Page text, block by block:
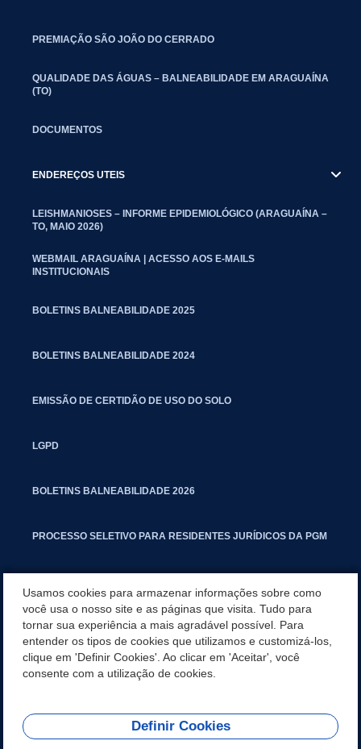
PREMIAÇÃO SÃO JOÃO DO CERRADO
QUALIDADE DAS ÁGUAS – BALNEABILIDADE EM ARAGUAÍNA
(TO)
DOCUMENTOS
ENDEREÇOS UTEIS
LEISHMANIOSES – INFORME EPIDEMIOLÓGICO (ARAGUAÍNA –
TO, MAIO 2026)
WEBMAIL ARAGUAÍNA | ACESSO AOS E-MAILS
INSTITUCIONAIS
BOLETINS BALNEABILIDADE 2025
BOLETINS BALNEABILIDADE 2024
EMISSÃO DE CERTIDÃO DE USO DO SOLO
LGPD
BOLETINS BALNEABILIDADE 2026
PROCESSO SELETIVO PARA RESIDENTES JURÍDICOS DA PGM
MANUAL DE PROCEDIMENTOS IMOBILIÁRIOS SEINFRA
TURMINHA DO LAGO
REDES SOCIAIS
Usamos cookies para armazenar informações sobre como
você usa o nosso site e as páginas que visita. Tudo para
tornar sua experiência a mais agradável possível. Para
entender os tipos de cookies que utilizamos e customizá-los,
clique em 'Definir Cookies'. Ao clicar em 'Aceitar', você
consente com a utilização de cookies.
Definir Cookies